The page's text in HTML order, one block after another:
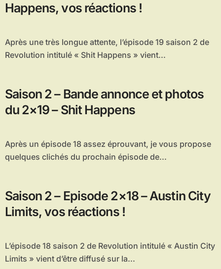
Happens, vos réactions !
Après une très longue attente, l’épisode 19 saison 2 de
Revolution intitulé « Shit Happens » vient...
Saison 2 – Bande annonce et photos
du 2×19 – Shit Happens
Après un épisode 18 assez éprouvant, je vous propose
quelques clichés du prochain épisode de...
Saison 2 – Episode 2×18 – Austin City
Limits, vos réactions !
L’épisode 18 saison 2 de Revolution intitulé « Austin City
Limits » vient d’être diffusé sur la...